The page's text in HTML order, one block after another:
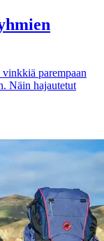
parempaan
Näin hajautetut